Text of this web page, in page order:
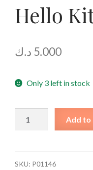
Hello
5.000 د.ك
Only 3 left in stock
Gold
Add to
SKU: P01146